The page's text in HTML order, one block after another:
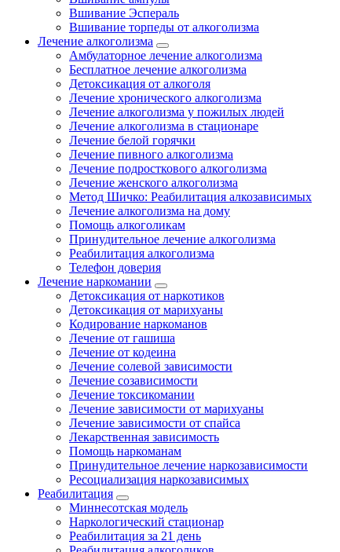
Вшивание Эспераль
Вшивание торпеды от алкоголизма
Лечение алкоголизма
Амбулаторное лечение алкоголизма
Бесплатное лечение алкоголизма
Детоксикация от алкоголя
Лечение хронического алкоголизма
Лечение алкоголизма у пожилых людей
Лечение алкоголизма в стационаре
Лечение белой горячки
Лечение пивного алкоголизма
Лечение подросткового алкоголизма
Лечение женского алкоголизма
Метод Шичко: Реабилитация алкозависимых
Лечение алкоголизма на дому
Помощь алкоголикам
Принудительное лечение алкоголизма
Реабилитация алкоголизма
Телефон доверия
Лечение наркомании
Детоксикация от наркотиков
Детоксикация от марихуаны
Кодирование наркоманов
Лечение от гашиша
Лечение от кодеина
Лечение солевой зависимости
Лечение созависимости
Лечение токсикомании
Лечение зависимости от марихуаны
Лечение зависимости от спайса
Лекарственная зависимость
Помощь наркоманам
Принудительное лечение наркозависимости
Ресоциализация наркозависимых
Реабилитация
Миннесотская модель
Наркологический стационар
Реабилитация за 21 день